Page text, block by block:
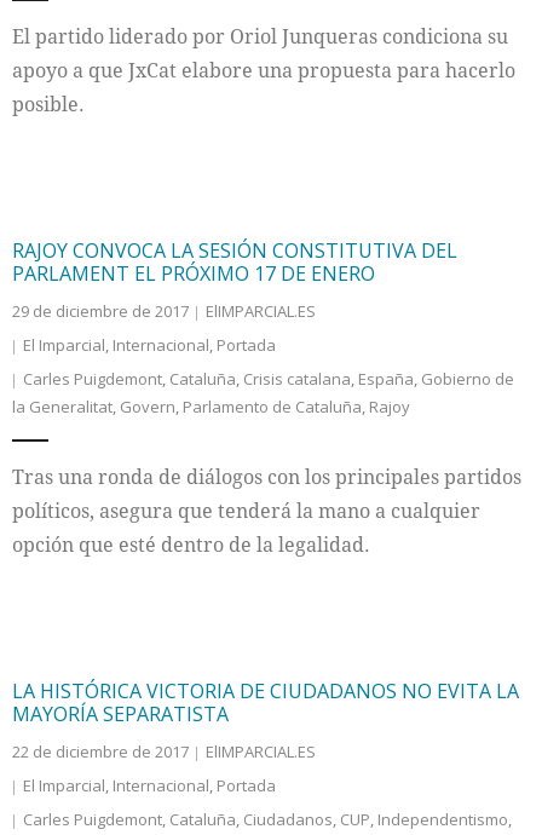
El partido liderado por Oriol Junqueras condiciona su
apoyo a que JxCat elabore una propuesta para hacerlo
posible.
RAJOY CONVOCA LA SESIÓN CONSTITUTIVA DEL
PARLAMENT EL PRÓXIMO 17 DE ENERO
29 de diciembre de 2017
ElIMPARCIAL.ES
El Imparcial, Internacional, Portada
Carles Puigdemont, Cataluña, Crisis catalana, España, Gobierno de
la Generalitat, Govern, Parlamento de Cataluña, Rajoy
Tras una ronda de diálogos con los principales partidos
políticos, asegura que tenderá la mano a cualquier
opción que esté dentro de la legalidad.
LA HISTÓRICA VICTORIA DE CIUDADANOS NO EVITA LA
MAYORÍA SEPARATISTA
22 de diciembre de 2017
ElIMPARCIAL.ES
El Imparcial, Internacional, Portada
Carles Puigdemont, Cataluña, Ciudadanos, CUP, Independentismo,